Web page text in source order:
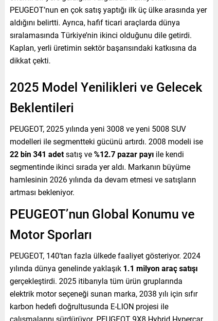
PEUGEOT’nun en çok satış yaptığı ilk üç ülke arasında yer
aldığını belirtti. Ayrıca, hafif ticari araçlarda dünya
sıralamasında Türkiye’nin ikinci olduğunu dile getirdi.
Kaplan, yerli üretimin sektör başarısındaki katkısına da
dikkat çekti.
2025 Model Yenilikleri ve Gelecek
Beklentileri
PEUGEOT, 2025 yılında yeni 3008 ve yeni 5008 SUV
modelleri ile segmentteki gücünü artırdı. 2008 modeli ise
22 bin 341 adetsatış ve%12.7 pazar payı ile kendi
segmentinde ikinci sırada yer aldı. Markanın büyüme
hamlesinin 2026 yılında da devam etmesi ve satışların
artması bekleniyor.
PEUGEOT’nun Global Konumu ve
Motor Sporları
PEUGEOT, 140’tan fazla ülkede faaliyet gösteriyor. 2024
yılında dünya genelinde yaklaşık 1.1 milyon araç satışı
gerçekleştirdi. 2025 itibarıyla tüm ürün gruplarında
elektrik motor seçeneği sunan marka, 2038 yılı için sıfır
karbon hedefi doğrultusunda E-LION projesi ile
çalışmalarını sürdürüyor. PEUGEOT 9X8 Hybrid Hypercar